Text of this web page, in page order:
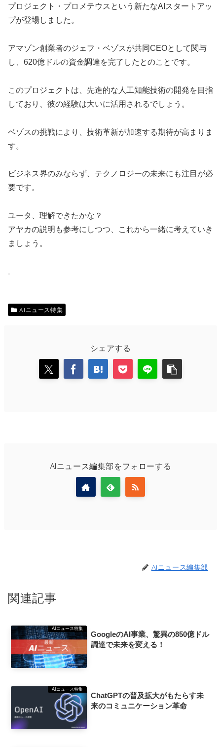
プロジェクト・プロメテウスという新たなAIスタートアッ
プが登場しました。
アマゾン創業者のジェフ・ベゾスが共同CEOとして関与
し、620億ドルの資金調達を完了したとのことです。
このプロジェクトは、先進的な人工知能技術の開発を目指
しており、彼の経験は大いに活用されるでしょう。
ベゾスの挑戦により、技術革新が加速する期待が高まりま
す。
ビジネス界のみならず、テクノロジーの未来にも注目が必
要です。
ユータ、理解できたかな？
アヤカの説明も参考にしつつ、これから一緒に考えていき
ましょう。
AIニュース特集
シェアする
AIニュース編集部をフォローする
AIニュース編集部
関連記事
AIニュース特集
GoogleのAI事業、驚異の850億ドル
調達で未来を変える！
AIニュース特集
ChatGPTの普及拡大がもたらす未
来のコミュニケーション革命